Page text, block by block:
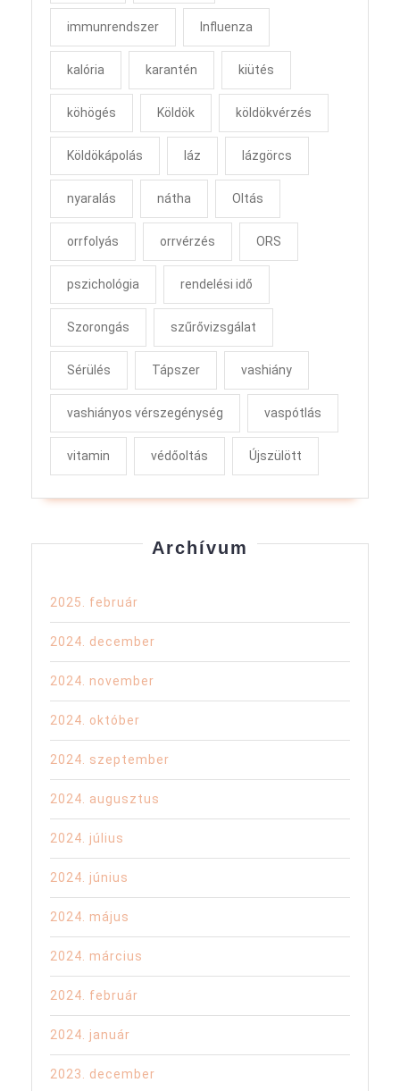
immunrendszer Influenza
kalória karantén kiütés
köhögés Köldök köldökvérzés
Köldökápolás láz lázgörcs
nyaralás nátha Oltás
orrfolyás orrvérzés ORS
pszichológia rendelési idő
Szorongás szűrővizsgálat
Sérülés Tápszer vashiány
vashiányos vérszegénység vaspótlás
vitamin védőoltás Újszülött
Archívum
2025. február
2024. december
2024. november
2024. október
2024. szeptember
2024. augusztus
2024. július
2024. június
2024. május
2024. március
2024. február
2024. január
2023. december